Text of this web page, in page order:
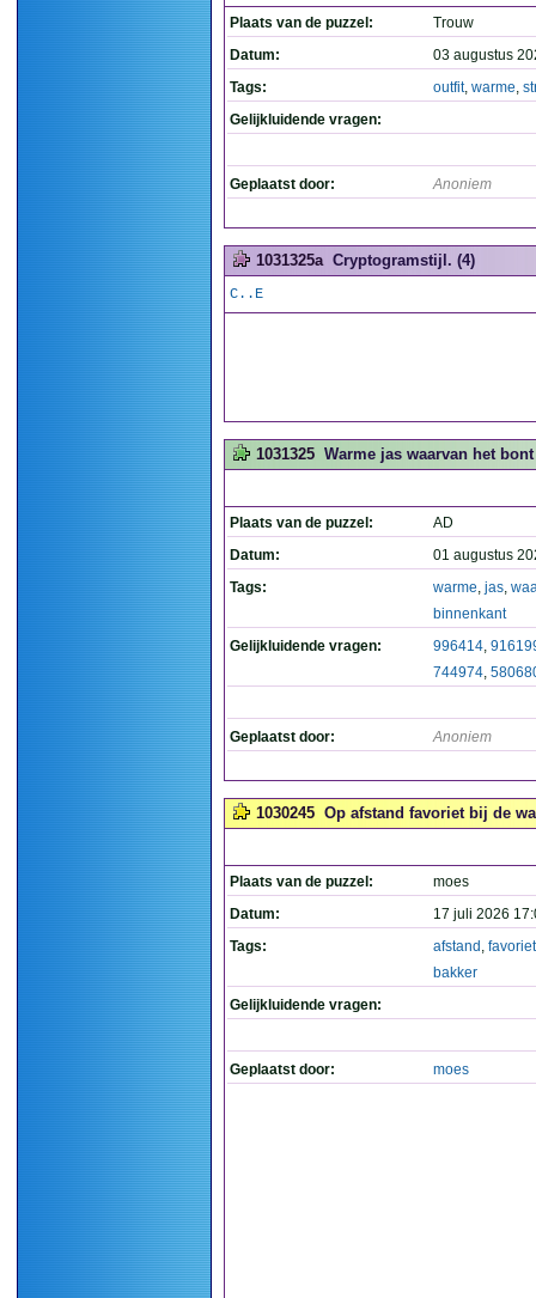
Plaats van de puzzel:
Trouw
Datum:
03 augustus
Tags:
outfit, warme,
Gelijkluidende vragen:
Geplaatst door: Anoniem
1031325a Cryptogramstijl. (4)
C..E
1031325 Warme jas waarvan het
Plaats van de puzzel:
AD
Datum:
01 augustus
Tags:
warme, jas,
binnenkant
Gelijkluidende vragen:
996414,
744974,
Geplaatst door: Anoniem
1030245 Op afstand favoriet bij de
Plaats van de puzzel:
moes
Datum:
17 juli 2026
Tags:
afstand , favoriet
bakker
Gelijkluidende vragen:
Geplaatst door: moes